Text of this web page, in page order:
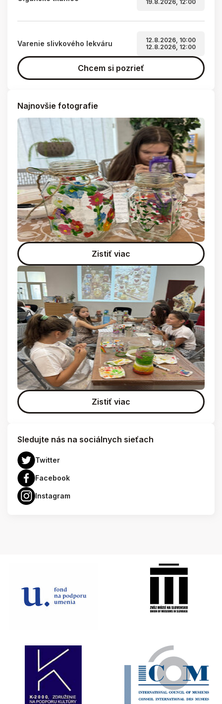
19.8.2026, 12:00
Varenie slivkového lekváru
12.8.2026, 10:00
12.8.2026, 12:00
Chcem si pozrieť
Najnovšie fotografie
Zistiť viac
Zistiť viac
Sledujte nás na sociálnych sieťach
Twitter
Facebook
Instagram